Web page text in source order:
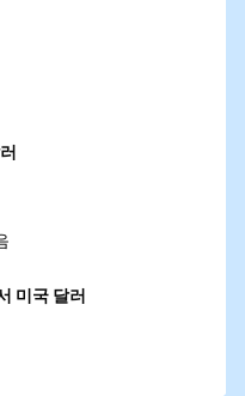
미국 달러